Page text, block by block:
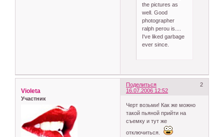
the pictures as
well. Good
photographer
ralph perou is....
I've liked garbage
ever since.
Поделиться
2
16.07.2006 12:52
Violeta
Участник
Черт возьми! Как же можно
такой пьяной прийти на
съемку и тут же
отключиться.